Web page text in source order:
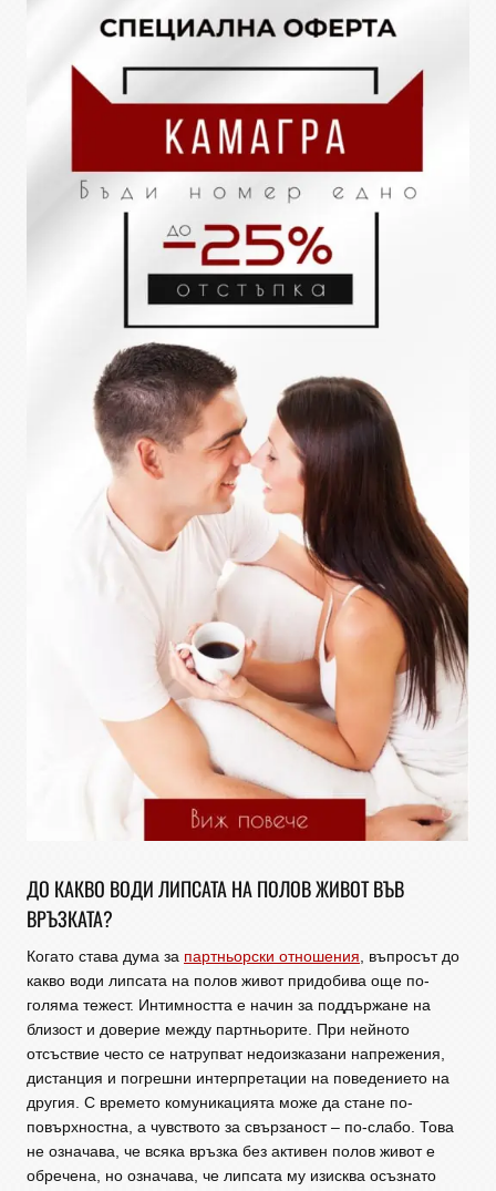
ДО КАКВО ВОДИ ЛИПСАТА НА ПОЛОВ ЖИВОТ ВЪВ
ВРЪЗКАТА?
Когато става дума за партньорски отношения, въпросът до
какво води липсата на полов живот придобива още по-
голяма тежест. Интимността е начин за поддържане на
близост и доверие между партньорите. При нейното
отсъствие често се натрупват недоизказани напрежения,
дистанция и погрешни интерпретации на поведението на
другия. С времето комуникацията може да стане по-
повърхностна, а чувството за свързаност – по-слабо. Това
не означава, че всяка връзка без активен полов живот е
обречена, но означава, че липсата му изисква осъзнато